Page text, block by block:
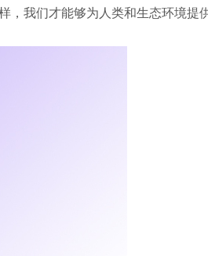
我们才能够为人类和生态环境提